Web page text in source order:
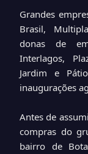
Grandes
Brasil,
donas de
Interlagos,
Jardim e
inaugurações
Antes de
compras do
bairro de